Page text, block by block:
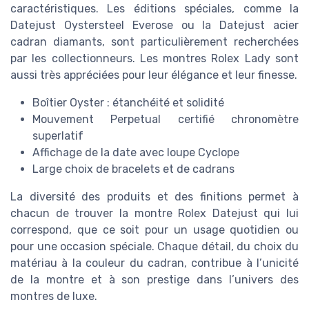
caractéristiques. Les éditions spéciales, comme la
Datejust Oystersteel Everose ou la Datejust acier
cadran diamants, sont particulièrement recherchées
par les collectionneurs. Les montres Rolex Lady sont
aussi très appréciées pour leur élégance et leur finesse.
Boîtier Oyster : étanchéité et solidité
Mouvement Perpetual certifié chronomètre
superlatif
Affichage de la date avec loupe Cyclope
Large choix de bracelets et de cadrans
La diversité des produits et des finitions permet à
chacun de trouver la montre Rolex Datejust qui lui
correspond, que ce soit pour un usage quotidien ou
pour une occasion spéciale. Chaque détail, du choix du
matériau à la couleur du cadran, contribue à l’unicité
de la montre et à son prestige dans l’univers des
montres de luxe.